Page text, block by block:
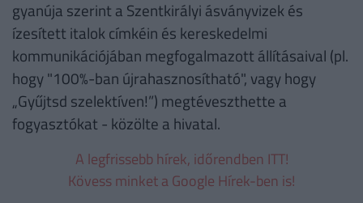
gyanúja szerint a Szentkirályi ásványvizek és
ízesített italok címkéin és kereskedelmi
kommunikációjában megfogalmazott állításaival (pl.
hogy "100%-ban újrahasznosítható", vagy hogy
„Gyűjtsd szelektíven!”) megtéveszthette a
fogyasztókat - közölte a hivatal.
A legfrissebb hírek, időrendben ITT!
Kövess minket a Google Hírek-ben is!